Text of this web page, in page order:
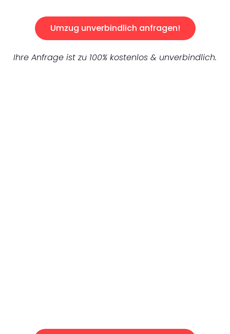
Umzug unverbindlich anfragen!
Ihre Anfrage ist zu 100% kostenlos & unverbindlich.